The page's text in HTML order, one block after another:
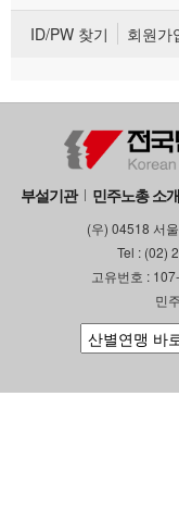
ID/PW 찾기 회원가
부설기관 민주노총 소개
(우) 04518 서
Tel : (02)
고유번호 :
민